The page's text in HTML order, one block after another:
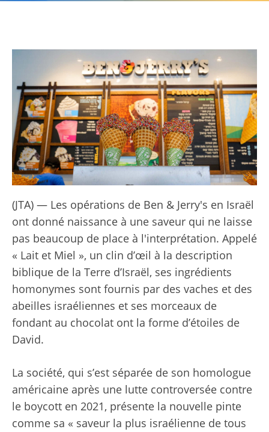
(JTA) — Les opérations de Ben & Jerry's en Israël
ont donné naissance à une saveur qui ne laisse
pas beaucoup de place à l'interprétation. Appelé
« Lait et Miel », un clin d’œil à la description
biblique de la Terre d’Israël, ses ingrédients
homonymes sont fournis par des vaches et des
abeilles israéliennes et ses morceaux de
fondant au chocolat ont la forme d’étoiles de
David.
La société, qui s’est séparée de son homologue
américaine après une lutte controversée contre
le boycott en 2021, présente la nouvelle pinte
comme sa « saveur la plus israélienne de tous